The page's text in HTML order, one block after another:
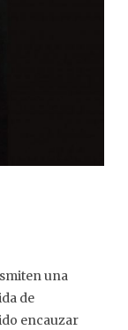
una
de
encauzar